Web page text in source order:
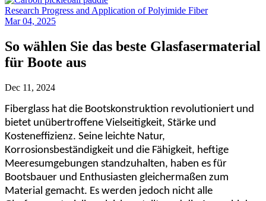
Research Progress and Application of Polyimide Fiber
Mar 04, 2025
So wählen Sie das beste Glasfasermaterial
für Boote aus
Dec 11, 2024
Fiberglass hat die Bootskonstruktion revolutioniert und
bietet unübertroffene Vielseitigkeit, Stärke und
Kosteneffizienz. Seine leichte Natur,
Korrosionsbeständigkeit und die Fähigkeit, heftige
Meeresumgebungen standzuhalten, haben es für
Bootsbauer und Enthusiasten gleichermaßen zum
Material gemacht. Es werden jedoch nicht alle